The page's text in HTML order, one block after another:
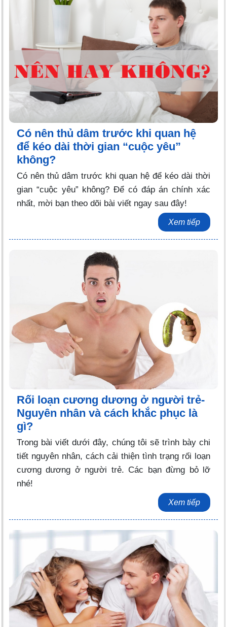
Có nên thủ dâm trước khi quan hệ
để kéo dài thời gian “cuộc yêu”
không?
Có nên thủ dâm trước khi quan hệ để kéo dài thời
gian “cuộc yêu” không? Để có đáp án chính xác
nhất, mời bạn theo dõi bài viết ngay sau đây!
Xem tiếp
Rối loạn cương dương ở người trẻ-
Nguyên nhân và cách khắc phục là
gì?
Trong bài viết dưới đây, chúng tôi sẽ trình bày chi
tiết nguyên nhân, cách cải thiện tình trạng rối loạn
cương dương ở người trẻ. Các bạn đừng bỏ lỡ
nhé!
Xem tiếp